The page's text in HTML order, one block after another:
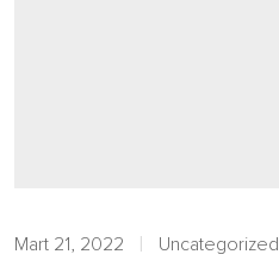
Mart 21, 2022 Uncategorized